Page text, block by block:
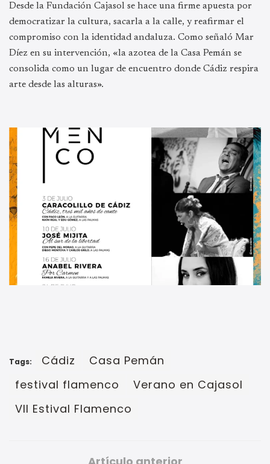
Desde la Fundación Cajasol se hace una firme apuesta por
democratizar la cultura, sacarla a la calle, y reafirmar el
compromiso con la identidad andaluza. Como señaló Mar
Díez en su intervención, «la azotea de la Casa Pemán se
consolida como un lugar de encuentro donde Cádiz respira
arte desde las alturas».
Tags: Cádiz
Casa Pemán
festival flamenco
Verano en Cajasol
VII Estival Flamenco